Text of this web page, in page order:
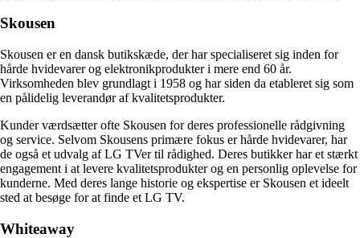
Skousen
Skousen er en dansk butikskæde, der har specialiseret sig inden for
hårde hvidevarer og elektronikprodukter i mere end 60 år.
Virksomheden blev grundlagt i 1958 og har siden da etableret sig som
en pålidelig leverandør af kvalitetsprodukter.
Kunder værdsætter ofte Skousen for deres professionelle rådgivning
og service. Selvom Skousens primære fokus er hårde hvidevarer, har
de også et udvalg af LG TVer til rådighed. Deres butikker har et stærkt
engagement i at levere kvalitetsprodukter og en personlig oplevelse for
kunderne. Med deres lange historie og ekspertise er Skousen et ideelt
sted at besøge for at finde et LG TV.
Whiteaway